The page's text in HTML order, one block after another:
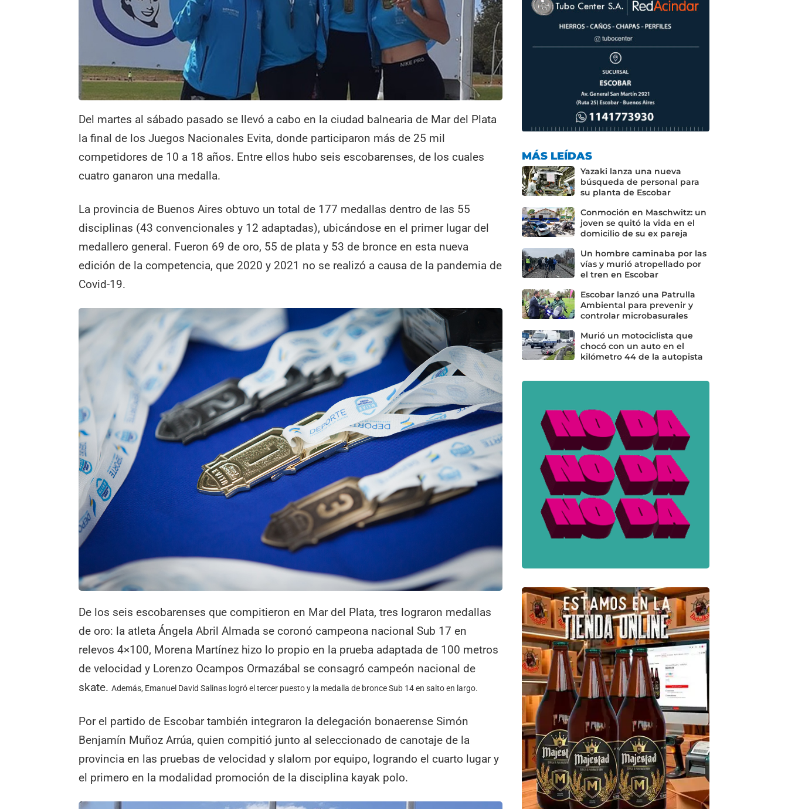
Del martes al sábado pasado se llevó a cabo en la ciudad balnearia de Mar del Plata
la final de los Juegos Nacionales Evita, donde participaron más de 25 mil
competidores de 10 a 18 años. Entre ellos hubo seis escobarenses, de los cuales
cuatro ganaron una medalla.
La provincia de Buenos Aires obtuvo un total de 177 medallas dentro de las 55
disciplinas (43 convencionales y 12 adaptadas), ubicándose en el primer lugar del
medallero general. Fueron 69 de oro, 55 de plata y 53 de bronce en esta nueva
edición de la competencia, que 2020 y 2021 no se realizó a causa de la pandemia de
Covid-19.
De los seis escobarenses que compitieron en Mar del Plata, tres lograron medallas
de oro: la atleta Ángela Abril Almada se coronó campeona nacional Sub 17 en
relevos 4×100, Morena Martínez hizo lo propio en la prueba adaptada de 100 metros
de velocidad y Lorenzo Ocampos Ormazábal se consagró campeón nacional de
skate.Además, Emanuel David Salinas logró el tercer puesto y la medalla de bronce Sub 14 en salto en largo.
Por el partido de Escobar también integraron la delegación bonaerense Simón
Benjamín Muñoz Arrúa, quien compitió junto al seleccionado de canotaje de la
provincia en las pruebas de velocidad y slalom por equipo, logrando el cuarto lugar y
el primero en la modalidad promoción de la disciplina kayak polo.
MÁS LEÍDAS
Yazaki lanza una nueva
búsqueda de personal para
su planta de Escobar
Conmoción en Maschwitz: un
joven se quitó la vida en el
domicilio de su ex pareja
Un hombre caminaba por las
vías y murió atropellado por
el tren en Escobar
Escobar lanzó una Patrulla
Ambiental para prevenir y
controlar microbasurales
Murió un motociclista que
chocó con un auto en el
kilómetro 44 de la autopista